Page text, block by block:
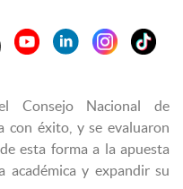
Consejo Nacional de
con éxito, y se evaluaron
esta forma a la apuesta
y expandir su